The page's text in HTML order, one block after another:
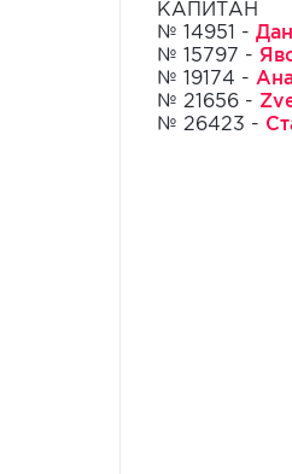
КАПИТАН
№ 14951 -
№ 15797 -
№ 19174 -
№ 21656 -
№ 26423 -